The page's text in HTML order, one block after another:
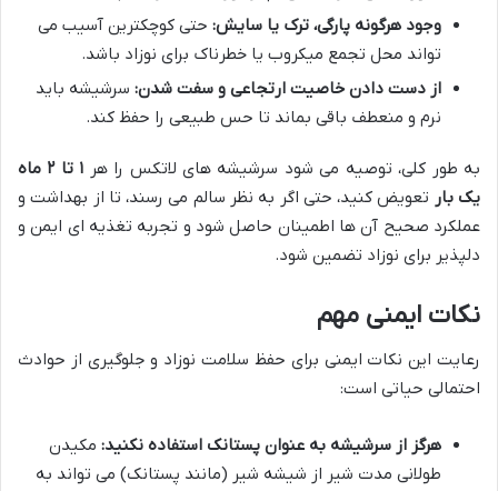
وجود هرگونه پارگی، ترک یا سایش: حتی کوچکترین آسیب می
تواند محل تجمع میکروب یا خطرناک برای نوزاد باشد.
از دست دادن خاصیت ارتجاعی و سفت شدن: سرشیشه باید
نرم و منعطف باقی بماند تا حس طبیعی را حفظ کند.
به طور کلی، توصیه می شود سرشیشه های لاتکس را هر
۱ تا ۲ ماه
یک بار تعویض کنید، حتی اگر به نظر سالم می رسند، تا از بهداشت و
عملکرد صحیح آن ها اطمینان حاصل شود و تجربه تغذیه ای ایمن و
دلپذیر برای نوزاد تضمین شود.
نکات ایمنی مهم
رعایت این نکات ایمنی برای حفظ سلامت نوزاد و جلوگیری از حوادث
احتمالی حیاتی است:
هرگز از سرشیشه به عنوان پستانک استفاده نکنید: مکیدن
طولانی مدت شیر از شیشه شیر (مانند پستانک) می تواند به